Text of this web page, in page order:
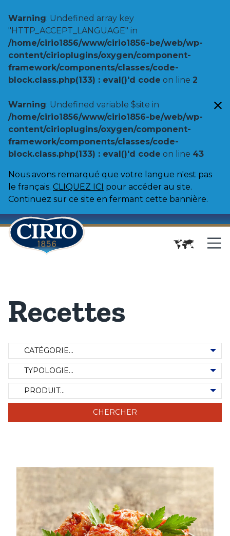
Warning: Undefined array key
"HTTP_ACCEPT_LANGUAGE" in
/home/cirio1856/www/cirio1856-be/web/wp-
content/cirioplugins/oxygen/component-
framework/components/classes/code-
block.class.php(133) : eval()'d code on line 2
Warning: Undefined variable $site in
/home/cirio1856/www/cirio1856-be/web/wp-
content/cirioplugins/oxygen/component-
framework/components/classes/code-
block.class.php(133) : eval()'d code on line 43
Nous avons remarqué que votre langue n'est pas
le français. CLIQUEZ ICI pour accéder au site.
Continuez sur ce site en fermant cette bannière.
Recettes
Catégorie de recette
Typologie des recettes
Produit d'occasion